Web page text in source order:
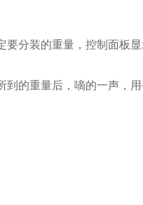
要分装的重量，控制面板
到的重量后，嘀的一声，